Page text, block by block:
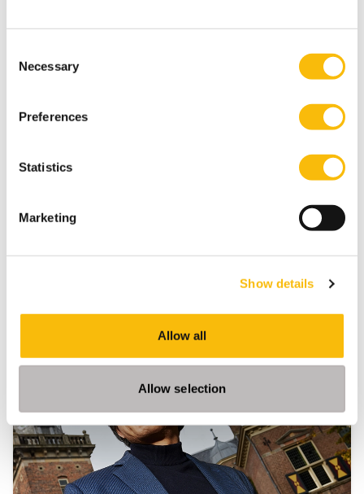
Selection
Necessary
Preferences
Statistics
Marketing
Show details
Allow all
Allow selection
(Pre-) Master of Science in
Taal:
Engels
(inclusief pre-master), heeft 3 specialisaties en geeft
jou de beste kansen op de wereldwijde